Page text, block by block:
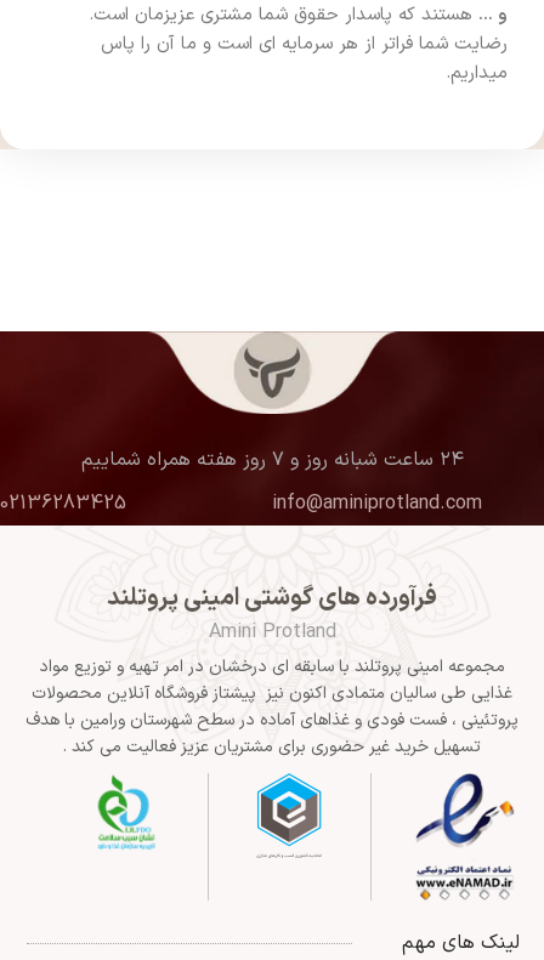
و … هستند که پاسدار حقوق شما مشتری عزیزمان است.
رضایت شما فراتر از هر سرمایه ای است و ما آن را پاس
میداریم.
۲۴ ساعت شبانه روز و ۷ روز هفته همراه شماییم
info@aminiprotland.com
02136283425
فرآورده های گوشتی امینی پروتلند
Amini Protland
مجموعه امینی پروتلند با سابقه ای درخشان در امر تهیه و توزیع مواد
غذایی طی سالیان متمادی اکنون نیز پیشتاز فروشگاه آنلاین محصولات
پروتئینی ، فست فودی و غذاهای آماده در سطح شهرستان ورامین با هدف
تسهیل خرید غیر حضوری برای مشتریان عزیز فعالیت می کند .
لینک های مهم